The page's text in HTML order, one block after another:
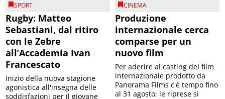
SPORT
Rugby: Matteo
Sebastiani, dal ritiro
con le Zebre
all’Accademia Ivan
Francescato
Inizio della nuova stagione
agonistica all'insegna delle
soddisfazioni per il giovane
CINEMA
Produzione
internazionale cerca
comparse per un
nuovo film
Per aderire al casting del film
internazionale prodotto da
Panorama Films c'è tempo fino
al 31 agosto; le riprese si